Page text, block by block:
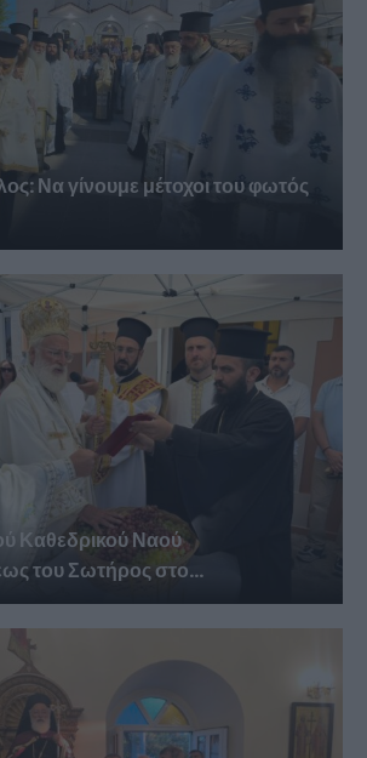
Να γίνουμε μέτοχοι του φωτός
Καθεδρικού Ναού
του Σωτήρος στο...